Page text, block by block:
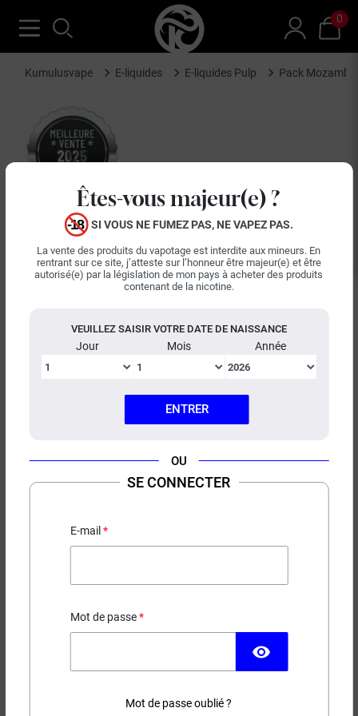
Êtes-vous majeur(e) ?
SI VOUS NE FUMEZ PAS, NE VAPEZ PAS.
La vente des produits du vapotage est interdite aux mineurs. En
rentrant sur ce site, j’atteste sur l’honneur être majeur(e) et être
autorisé(e) par la législation de mon pays à acheter des produits
contenant de la nicotine.
VEUILLEZ SAISIR VOTRE DATE DE NAISSANCE
Jour Mois Année
ENTRER
OU
SE CONNECTER
E-mail
Mot de passe
visibility
Mot de passe oublié ?
0
Kumulusvape E-liquides E-liquides Pulp Pack
Précédent
keyboard_arrow_left keyboard_arrow_right
E-LIQUIDE PACK MOZAMBIQUE
Classic blond
49,00 €
Taux de nicotine